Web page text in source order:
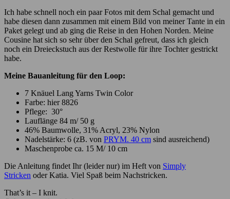
Ich habe schnell noch ein paar Fotos mit dem Schal gemacht und
habe diesen dann zusammen mit einem Bild von meiner Tante in ein
Paket gelegt und ab ging die Reise in den Hohen Norden. Meine
Cousine hat sich so sehr über den Schal gefreut, dass ich gleich
noch ein Dreieckstuch aus der Restwolle für ihre Tochter gestrickt
habe.
Meine Bauanleitung für den Loop:
7 Knäuel Lang Yarns Twin Color
Farbe: hier 8826
Pflege: 30°
Lauflänge 84 m/ 50 g
46% Baumwolle, 31% Acryl, 23% Nylon
Nadelstärke: 6 (zB. von PRYM. 40 cm sind ausreichend)
Maschenprobe ca. 15 M/ 10 cm
Die Anleitung findet Ihr (leider nur) im Heft von Simply
Stricken oder Katia. Viel Spaß beim Nachstricken.
That’s it – I knit.